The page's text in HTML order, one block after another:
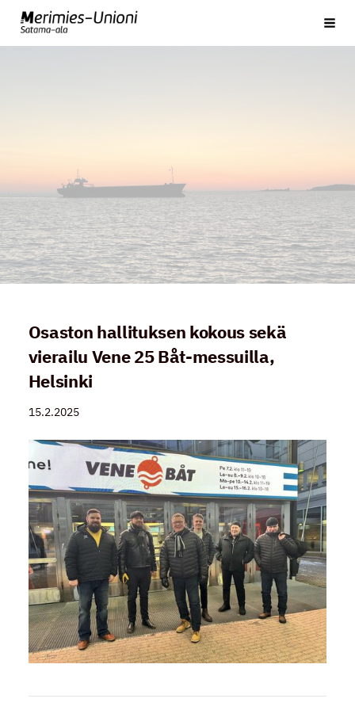
Siirry
sivun
Satama-ala
Osaston hallituksen kokous sekä
vierailu Vene 25 Båt-messuilla,
Helsinki
15.2.2025